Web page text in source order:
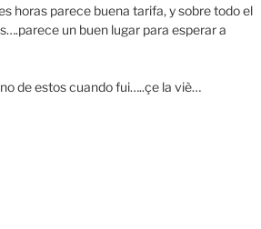
horas parece buena tarifa, y sobre todo el
un buen lugar para esperar a
de estos cuando fui…..çe la viè…